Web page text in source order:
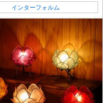
インターフォルム